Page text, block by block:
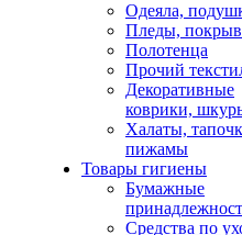
Одеяла,
Пледы,
Полотенца
Прочий
Декоративные
коврики,
Халаты,
пижамы
Товары гигиены
Бумажные
Средства по